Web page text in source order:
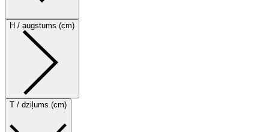
H / augstums (cm)
T / dziļums (cm)